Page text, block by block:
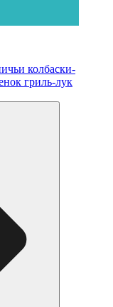
колбаски-
гриль-лук